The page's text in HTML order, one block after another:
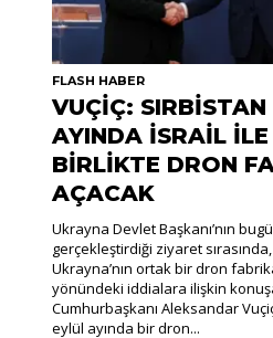
FLASH HABER
VUÇİÇ: SIRBİSTAN
AYINDA İSRAİL İLE
BİRLİKTE DRON
AÇACAK
Ukrayna Devlet Başkanı’nın
gerçekleştirdiği ziyaret
Ukrayna’nın ortak bir dron
yönündeki iddialara ilişkin
Cumhurbaşkanı Aleksandar
eylül ayında bir dron...